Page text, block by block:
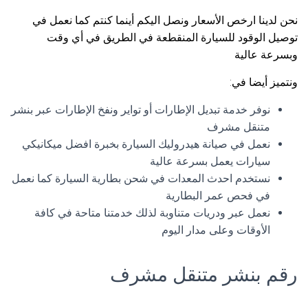
نحن لدينا ارخص الأسعار ونصل اليكم أينما كنتم كما نعمل في
توصيل الوقود للسيارة المنقطعة في الطريق في أي وقت
وبسرعة عالية
ونتميز أيضا في:
نوفر خدمة تبديل الإطارات أو تواير ونفخ الإطارات عبر بنشر
متنقل مشرف
نعمل في صيانة هيدروليك السيارة بخبرة افضل ميكانيكي
سيارات يعمل بسرعة عالية
نستخدم احدث المعدات في شحن بطارية السيارة كما نعمل
في فحص عمر البطارية
نعمل عبر ودريات متناوبة لذلك خدمتنا متاحة في كافة
الأوقات وعلى مدار اليوم
رقم بنشر متنقل مشرف